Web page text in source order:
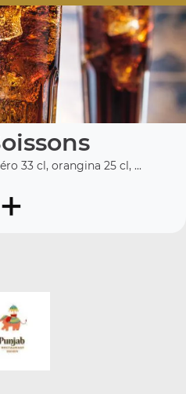
33 cl, orangina 25 cl, ...
+